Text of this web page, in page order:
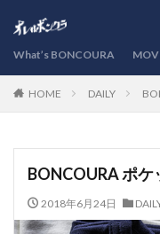
What’s BONCOURA
HOME DAILY
BONCOURA ポケ
2018年6月24日
カテゴリー